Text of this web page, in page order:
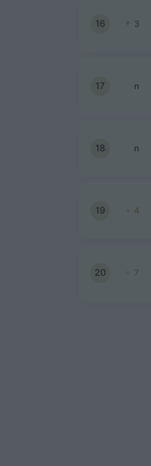
16 3
17 n
18 n
19 4
20 7